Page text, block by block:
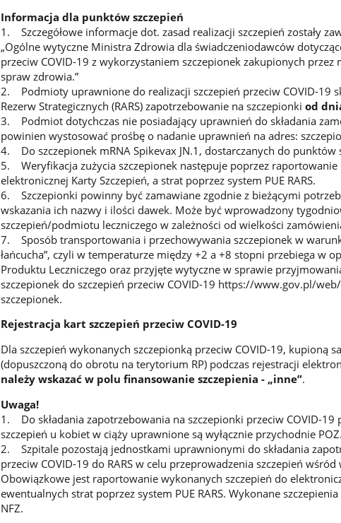
Informacja dla punktów szczepień
1. Szczegółowe informacje dot. zasad realizacji szczepień zostały
„Ogólne wytyczne Ministra Zdrowia dla świadczeniodawców
przeciw COVID-19 z wykorzystaniem szczepionek zakupionych przez
spraw zdrowia.”
2. Podmioty uprawnione do realizacji szczepień przeciw COVID-19
Rezerw Strategicznych (RARS) zapotrzebowanie na szczepionki od
3. Podmiot dotychczas nie posiadający uprawnień do składania
powinien wystosować prośbę o nadanie uprawnień na adres:
4. Do szczepionek mRNA Spikevax JN.1, dostarczanych do punktów
5. Weryfikacja zużycia szczepionek następuje poprzez raportowanie
elektronicznej Karty Szczepień, a strat poprzez system PUE RARS.
6. Szczepionki powinny być zamawiane zgodnie z bieżącymi
wskazania ich nazwy i ilości dawek. Może być wprowadzony
szczepień/podmiotu leczniczego w zależności od wielkości
7. Sposób transportowania i przechowywania szczepionek w
łańcucha”, czyli w temperaturze między +2 a +8 stopni przebiega w
Produktu Leczniczego oraz przyjęte wytyczne w sprawie
szczepionek do szczepień przeciw COVID-19 https://www.gov.pl/
szczepionek.
Rejestracja kart szczepień przeciw COVID-19
Dla szczepień wykonanych szczepionką przeciw COVID-19, kupioną
(dopuszczoną do obrotu na terytorium RP) podczas rejestracji
należy wskazać w polu finansowanie szczepienia - „inne”.
Uwaga!
1. Do składania zapotrzebowania na szczepionki przeciw COVID-19
szczepień u kobiet w ciąży uprawnione są wyłącznie przychodnie POZ.
2. Szpitale pozostają jednostkami uprawnionymi do składania
przeciw COVID-19 do RARS w celu przeprowadzenia szczepień
Obowiązkowe jest raportowanie wykonanych szczepień do
ewentualnych strat poprzez system PUE RARS. Wykonane
NFZ.